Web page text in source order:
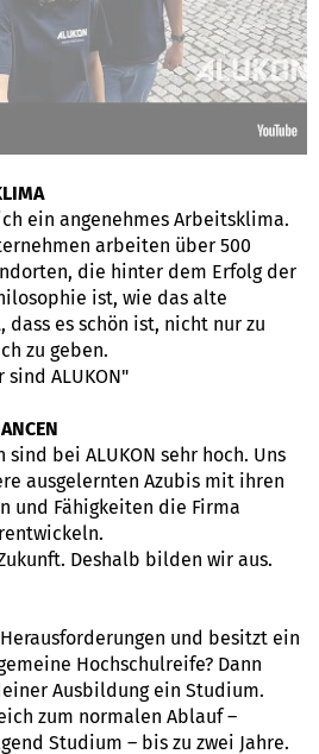
ein angenehmes Arbeitsklima.
arbeiten über 500
die hinter dem Erfolg der
ist, wie das alte
es schön ist, nicht nur zu
zu geben.
ALUKON"
bei ALUKON sehr hoch. Uns
ausgelernten Azubis mit ihren
und Fähigkeiten die Firma
Deshalb bilden wir aus.
und besitzt ein
Hochschulreife? Dann
Ausbildung ein Studium.
zum normalen Ablauf –
Studium – bis zu zwei Jahre.